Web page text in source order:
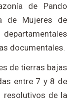
de Pando
de Mujeres de
documentales.
de tierras bajas
entre 7 y 8 de
resolutivos de la